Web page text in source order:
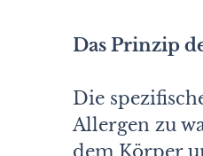
Das Prinzip
Die
Allergen zu
dem Körper